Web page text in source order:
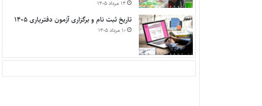
۱۴ مرداد ۱۴۰۵
تاریخ ثبت نام و برگزاری آزمون دفتریاری ۱۴۰۵
۱۰ مرداد ۱۴۰۵